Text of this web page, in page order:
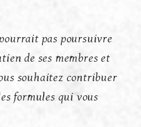
DE
pas poursuivre
de ses membres et
souhaitez contribuer
formules qui vous